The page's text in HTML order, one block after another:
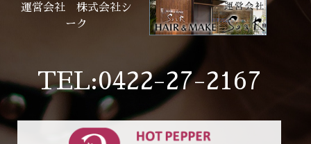
運営会社 株式会社シ
ーク
TEL:0422-27-2167